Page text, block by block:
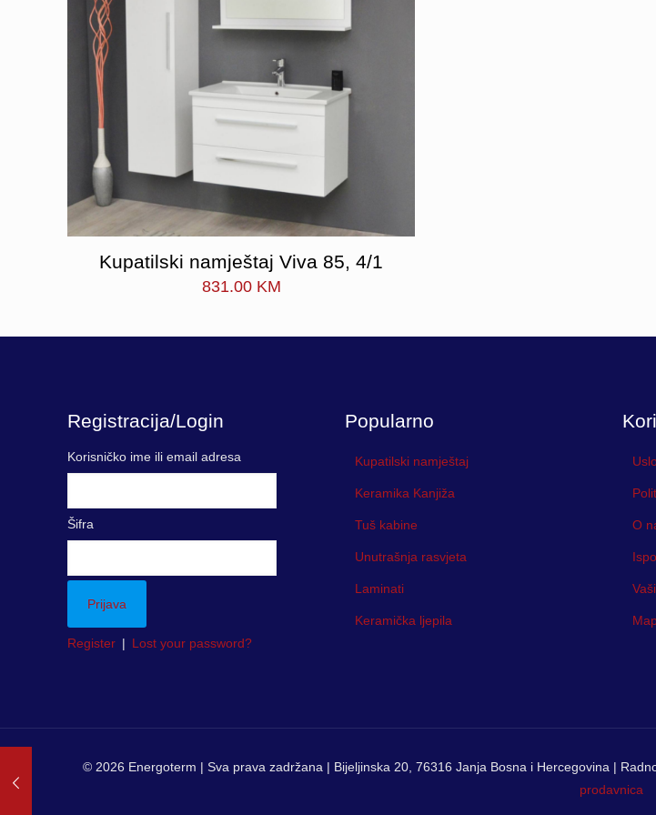
Kupatilski namještaj Viva 85, 4/1
831.00 KM
Registracija/Login
Korisničko ime ili email adresa
Šifra
Register | Lost your password?
Popularno
Kupatilski namještaj
Keramika Kanjiža
Tuš kabine
Unutrašnja rasvjeta
Laminati
Keramička ljepila
O
© 2026 Energoterm | Sva prava zadržana | Bijeljinska 20, 76316 Janja Bosna i Hercegovina |
prodavnica